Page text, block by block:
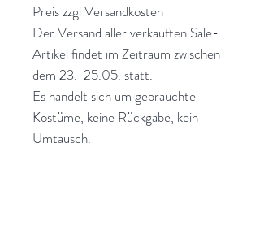
Preis zzgl Versandkosten
Der Versand aller verkauften Sale-
Artikel findet im Zeitraum zwischen
dem 23.-25.05. statt.
Es handelt sich um gebrauchte
Kostüme, keine Rückgabe, kein
Umtausch.